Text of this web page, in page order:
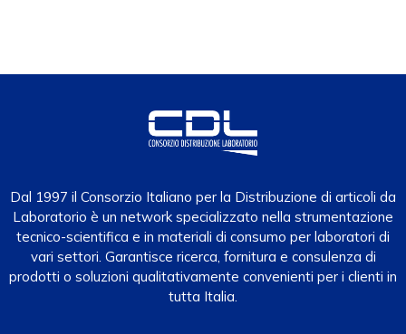
Dal 1997 il Consorzio Italiano per la Distribuzione di articoli da
Laboratorio è un network specializzato nella strumentazione
tecnico-scientifica e in materiali di consumo per laboratori di
vari settori. Garantisce ricerca, fornitura e consulenza di
prodotti o soluzioni qualitativamente convenienti per i clienti in
tutta Italia.